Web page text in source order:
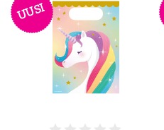
UUSI